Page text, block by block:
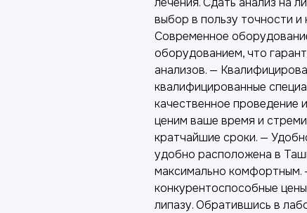
выбор в пользу точности
Современное
оборудованием, что
анализов. —
квалифицированные
качественное проведение
ценим ваше время и
кратчайшие сроки. —
удобно расположена в
максимально комфортным.
конкурентоспособные
липазу. Обратившись в